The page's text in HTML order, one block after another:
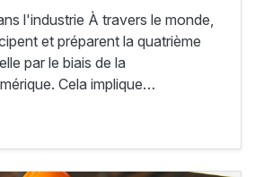
l'industrie À travers le monde,
et préparent la quatrième
par le biais de la
Cela implique…